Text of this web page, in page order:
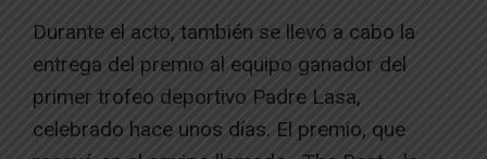
Durante el acto, también se llevó a cabo la
entrega del premio al equipo ganador del
primer trofeo deportivo Padre Lasa,
celebrado hace unos días. El premio, que